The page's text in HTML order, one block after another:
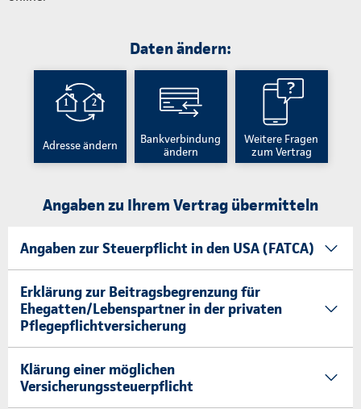
Daten ändern:
Adresse ändern
Bankverbindung
ändern
Weitere Fragen
zum Vertrag
Angaben zu Ihrem Vertrag übermitteln
Angaben zur Steuerpflicht in den USA (FATCA)
Erklärung zur Beitragsbegrenzung für
Ehegatten/Lebenspartner in der privaten
Pflegepflichtversicherung
Klärung einer möglichen
Versicherungssteuerpflicht